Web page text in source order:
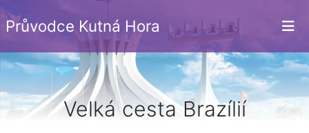
Průvodce Kutná Hora
Velká cesta Brazílií